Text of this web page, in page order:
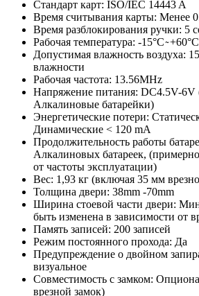
Стандарт карт: ISO/IEC 14443 A
Время считывания карты: Менее
Время разблокирования ручки: 5
Рабочая температура: -15°C ̴ +60°C
Допустимая влажность воздуха:
влажности
Рабочая частота: 13.56MHz
Напряжение питания: DC4.5V-
Алкалиновые батарейки)
Энергетические потери:
Динамические < 120 mA
Продолжительность работы
Алкалиновых батареек,
от частоты эксплуатации)
Вес: 1,93 кг (включая 35 мм
Толщина двери: 38mm -70mm
Ширина стоевой части двери:
быть изменена в зависимости от
Память записей: 200 записей
Режим постоянного прохода: Да
Предупреждение о двойном
визуальное
Совместимость с замком:
врезной замок)